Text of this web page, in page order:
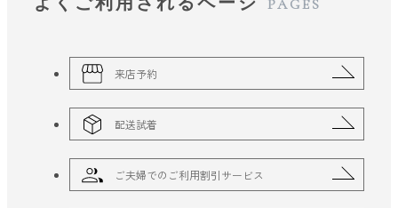
PAGES
来店予約
配送試着
ご夫婦でのご利用割引サービス